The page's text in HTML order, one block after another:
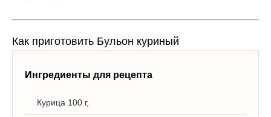
Как приготовить Бульон куриный
Ингредиенты для рецепта
Курица 100 г,